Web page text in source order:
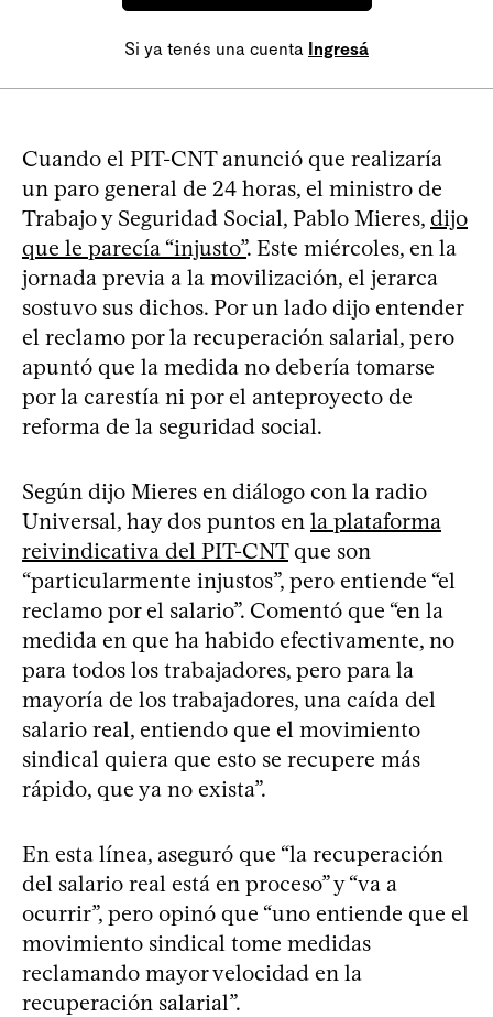
Si ya tenés una cuenta Ingresá
Cuando el PIT-CNT anunció que realizaría
un paro general de 24 horas, el ministro de
Trabajo y Seguridad Social, Pablo Mieres, dijo
que le parecía “injusto”. Este miércoles, en la
jornada previa a la movilización, el jerarca
sostuvo sus dichos. Por un lado dijo entender
el reclamo por la recuperación salarial, pero
apuntó que la medida no debería tomarse
por la carestía ni por el anteproyecto de
reforma de la seguridad social.
Según dijo Mieres en diálogo con la radio
Universal, hay dos puntos en la plataforma
reivindicativa del PIT-CNTque son
“particularmente injustos”, pero entiende “el
reclamo por el salario”. Comentó que “en la
medida en que ha habido efectivamente, no
para todos los trabajadores, pero para la
mayoría de los trabajadores, una caída del
salario real, entiendo que el movimiento
sindical quiera que esto se recupere más
rápido, que ya no exista”.
En esta línea, aseguró que “la recuperación
del salario real está en proceso” y “va a
ocurrir”, pero opinó que “uno entiende que el
movimiento sindical tome medidas
reclamando mayor velocidad en la
recuperación salarial”.